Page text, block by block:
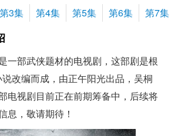
第3集 第4集 第5集 第6集 第7集
一部武侠题材的电视剧，这部剧是根
改编而成，由正午阳光出品，吴桐
电视剧目前正在前期筹备中，后续将
息，敬请期待！